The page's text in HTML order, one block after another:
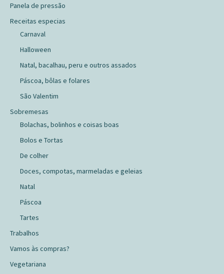
Panela de pressão
Receitas especias
Carnaval
Halloween
Natal, bacalhau, peru e outros assados
Páscoa, bôlas e folares
São Valentim
Sobremesas
Bolachas, bolinhos e coisas boas
Bolos e Tortas
De colher
Doces, compotas, marmeladas e geleias
Natal
Páscoa
Tartes
Trabalhos
Vamos às compras?
Vegetariana